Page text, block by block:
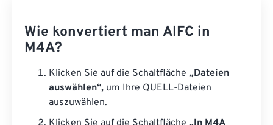
Wie konvertiert man AIFC in
M4A?
Klicken Sie auf die Schaltfläche „Dateien
auswählen“, um Ihre QUELL-Dateien
auszuwählen.